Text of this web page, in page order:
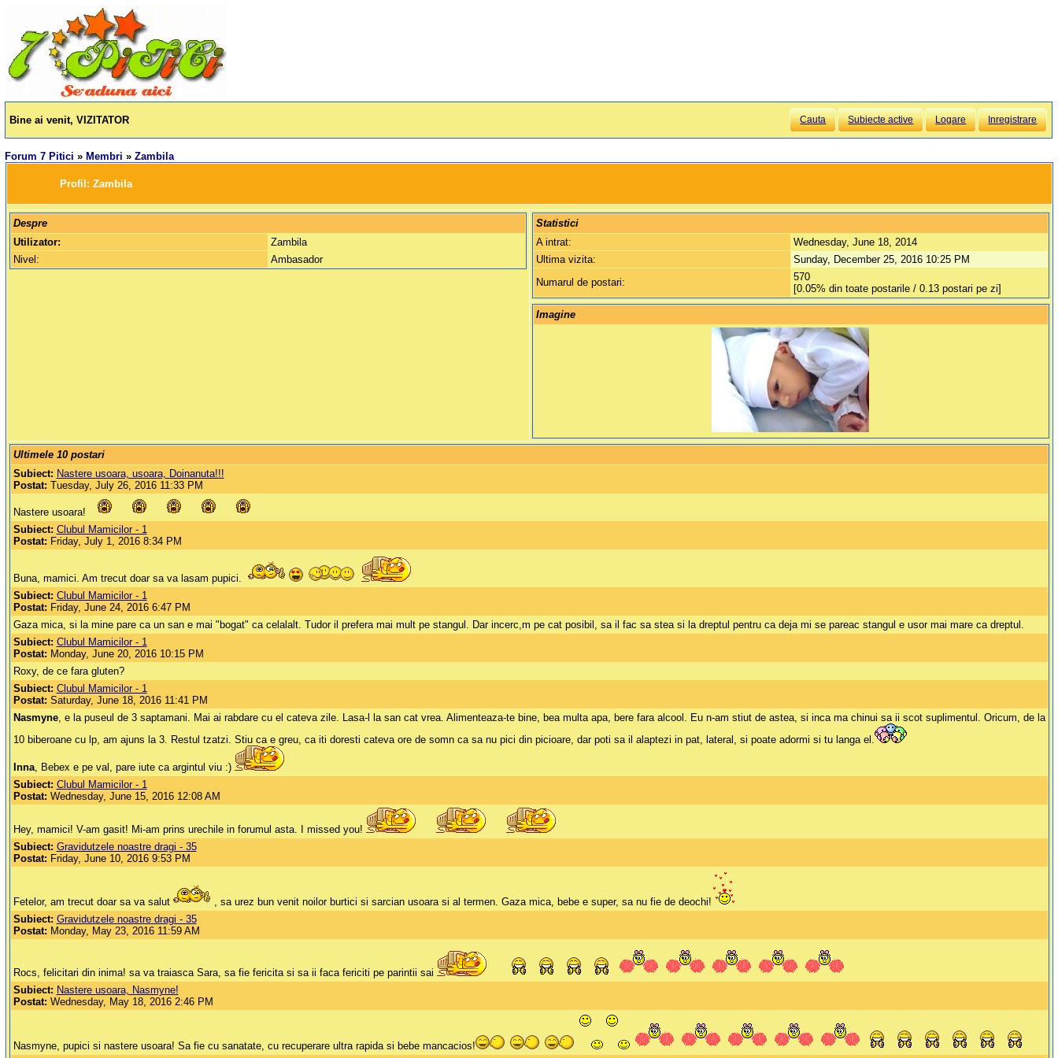
Bine ai venit, VIZITATOR Cauta Subiecte active Logare Inregistrare
Forum 7 Pitici » Membri »Zambila
		Profil:
Zambila
Despre
Utilizator:
Zambila
Nivel:
Ambasador
Statistici
A intrat:
Wednesday, June 18, 2014
Ultima vizita:
Sunday, December 25, 2016 10:25 PM
Numarul de postari:
570
[0.05% din toate postarile / 0.13 postari pe zi]
Imagine
Ultimele 10 postari
Subiect: Nastere usoara, usoara, Doinanuta!!!
Postat: Tuesday, July 26, 2016 11:33 PM
Nastere usoara!
Subiect: Clubul Mamicilor - 1
Postat: Friday, July 1, 2016 8:34 PM
Buna, mamici. Am trecut doar sa va lasam pupici.
Subiect: Clubul Mamicilor - 1
Postat: Friday, June 24, 2016 6:47 PM
Gaza mica, si la mine pare ca un san e mai "bogat" ca celalalt. Tudor il prefera mai mult pe stangul. Dar incerc,m pe cat posibil, sa il fac sa stea si la dreptul pentru ca deja mi se pareac stangul e usor mai mare ca dreptul.
Subiect: Clubul Mamicilor - 1
Postat: Monday, June 20, 2016 10:15 PM
Roxy, de ce fara gluten?
Subiect: Clubul Mamicilor - 1
Postat: Saturday, June 18, 2016 11:41 PM
Nasmyne, e la puseul de 3 saptamani. Mai ai rabdare cu el cateva zile. Lasa-l la san cat vrea. Alimenteaza-te bine, bea multa apa, bere fara alcool. Eu n-am stiut de astea, si inca ma chinui sa ii scot suplimentul. Oricum, de la
10 biberoane cu lp, am ajuns la 3. Restul tzatzi. Stiu ca e greu, ca iti doresti cateva ore de somn ca sa nu pici din picioare, dar poti sa il alaptezi in pat, lateral, si poate adormi si tu langa el.
Inna, Bebex e pe val, pare iute ca argintul viu :)
Subiect: Clubul Mamicilor - 1
Postat: Wednesday, June 15, 2016 12:08 AM
Hey, mamici! V-am gasit! Mi-am prins urechile in forumul asta. I missed you!
Subiect: Gravidutzele noastre dragi - 35
Postat: Friday, June 10, 2016 9:53 PM
Fetelor, am trecut doar sa va salut
, sa urez bun venit noilor burtici si sarcian usoara si al termen. Gaza mica, bebe e super, sa nu fie de deochi!
Subiect: Gravidutzele noastre dragi - 35
Postat: Monday, May 23, 2016 11:59 AM
Rocs, felicitari din inima! sa va traiasca Sara, sa fie fericita si sa ii faca fericiti pe parintii sai
Subiect: Nastere usoara, Nasmyne!
Postat: Wednesday, May 18, 2016 2:46 PM
Nasmyne, pupici si nastere usoara! Sa fie cu sanatate, cu recuperare ultra rapida si bebe mancacios!